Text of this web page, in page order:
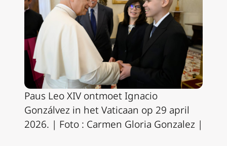
Paus Leo XIV ontmoet Ignacio
Gonzálvez in het Vaticaan op 29 april
2026. | Foto : Carmen Gloria Gonzalez |